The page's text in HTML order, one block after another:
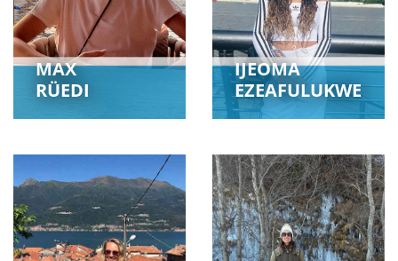
MAX
RÜEDI
IJEOMA
EZEAFULUKWE